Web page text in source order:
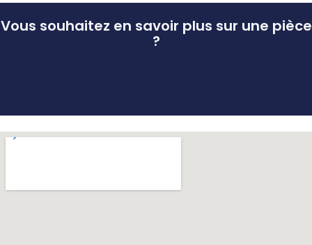
Vous souhaitez en savoir plus sur une pièce
?